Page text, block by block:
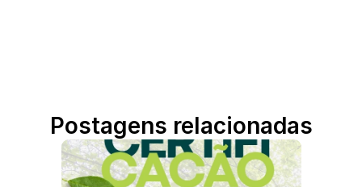
Postagens relacionadas